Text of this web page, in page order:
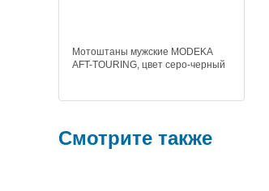
Мотоштаны мужские MODEKA
AFT-TOURING, цвет серо-черный
Смотрите также